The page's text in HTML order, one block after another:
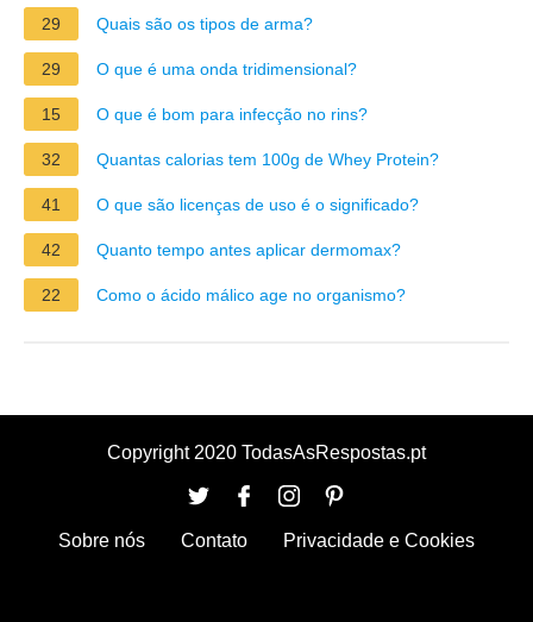
29 Quais são os tipos de arma?
29 O que é uma onda tridimensional?
15 O que é bom para infecção no rins?
32 Quantas calorias tem 100g de Whey Protein?
41 O que são licenças de uso é o significado?
42 Quanto tempo antes aplicar dermomax?
22 Como o ácido málico age no organismo?
Copyright 2020 TodasAsRespostas.pt
Sobre nós Contato Privacidade e Cookies